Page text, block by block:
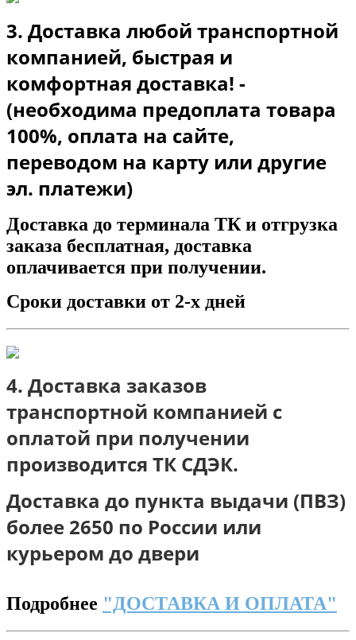
3. Доставка любой транспортной
компанией, быстрая и
комфортная доставка! -
(необходима предоплата товара
100%, оплата на сайте,
переводом на карту или другие
эл. платежи)
Доставка до терминала ТК и отгрузка
заказа бесплатная, доставка
оплачивается при получении.
Сроки доставки от 2-х дней
4. Доставка заказов
транспортной компанией с
оплатой при получении
производится ТК СДЭК.
Доставка до пункта выдачи (ПВЗ)
более 2650 по России или
курьером до двери
Подробнее "ДОСТАВКА И ОПЛАТА"